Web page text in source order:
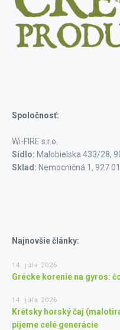
Spoločnosť:
Wi-FIRE s.r.o.
Sídlo: Malobielska 433/28,
Sklad: Nemocničná 1, 927
Najnovšie články:
14. júla 2026
Grécke korenie na gyros:
14. júla 2026
Krétsky horský čaj
pijeme celé generácie